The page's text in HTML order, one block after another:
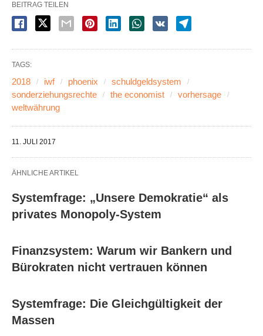
BEITRAG TEILEN
TAGS:
2018 iwf phoenix
schuldgeldsystem
sonderziehungsrechte
the economist
vorhersage
weltwährung
11. JULI 2017
ÄHNLICHE ARTIKEL
Systemfrage: „Unsere Demokratie“ als
privates Monopoly-System
Finanzsystem: Warum wir Bankern und
Bürokraten nicht vertrauen können
Systemfrage: Die Gleichgültigkeit der
Massen